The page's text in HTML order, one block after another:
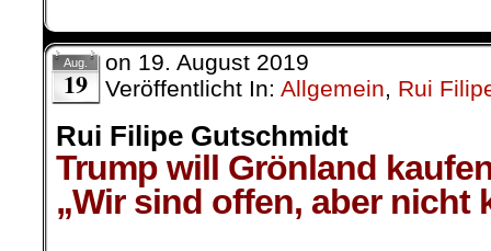
Aug.
19
on 19. August 2019
Veröffentlicht In: Allgemein, Rui
Rui Filipe Gutschmidt
Trump will Grönland
„Wir sind offen, aber nicht